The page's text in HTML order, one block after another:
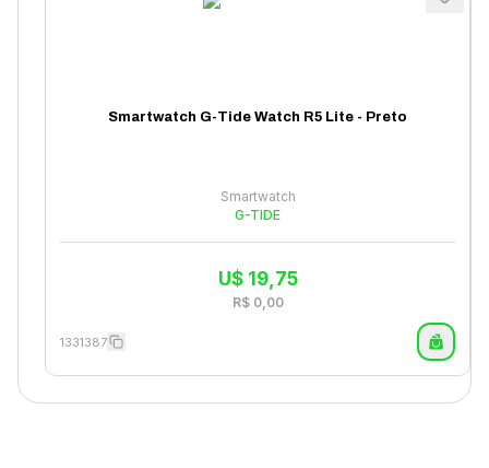
Smartwatch G-Tide Watch R5 Lite - Preto
Smartwatch
G-TIDE
U$ 19,75
R$ 0,00
1331387